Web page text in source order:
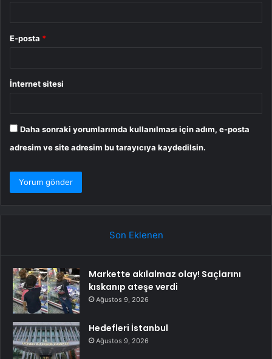
E-posta *
İnternet sitesi
Daha sonraki yorumlarımda kullanılması için adım, e-posta
adresim ve site adresim bu tarayıcıya kaydedilsin.
Son Eklenen
Markette akılalmaz olay! Saçlarını
kıskanıp ateşe verdi
Ağustos 9, 2026
Hedefleri İstanbul
Ağustos 9, 2026